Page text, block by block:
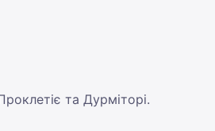
та Дурміторі.